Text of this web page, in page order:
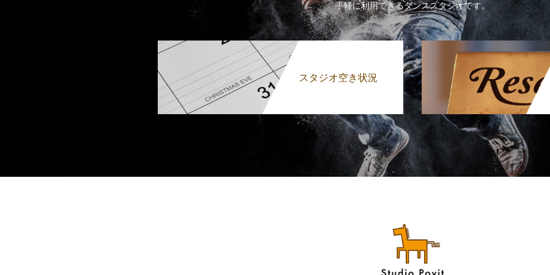
手軽に利用できるダンススタジオです。
スタジオ空き状況